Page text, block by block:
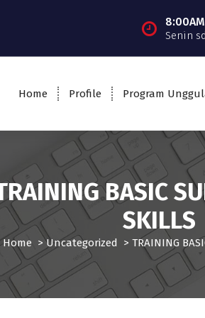
Senin
Home Profile Program
BASIC
SKILLS
Home >Uncategorized > TRAINING